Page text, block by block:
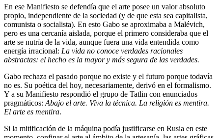
En ese Manifiesto se defendía que el arte posee un valor absoluto
propio, independiente de la sociedad (y de que esta sea capitalista,
comunista o socialista). En esto Gabo se aproximaba a Malévich,
pero es una cercanía aislada, porque el primero consideraba que el
arte se nutría de la vida, aunque fuera una vida entendida como
energía irracional: La vida no conoce verdades racionales
abstractas: el hecho es la mayor y más segura de las verdades.
Gabo rechaza el pasado porque no existe y el futuro porque todavía
no es. Su poética del hoy, necesariamente, derivó en el formalismo.
Y a su Manifiesto respondió el grupo de Tatlin con enunciados
pragmáticos: Abajo el arte. Viva la técnica. La religión es mentira.
El arte es mentira.
Si la mitificación de la máquina podía justificarse en Rusia en este